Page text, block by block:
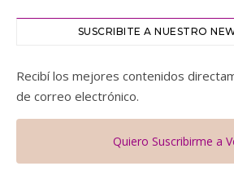
SUSCRIBITE A NUESTRO
Recibí los mejores contenidos
de correo electrónico.
Quiero Suscribirme a